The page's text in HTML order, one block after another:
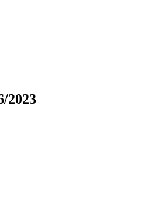
2023